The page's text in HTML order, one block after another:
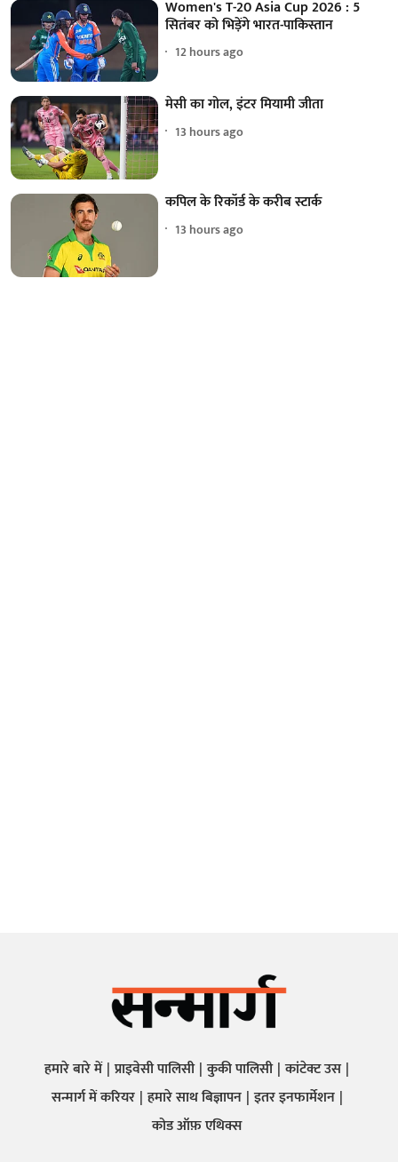
Women's T-20 Asia Cup 2026 : 5
सितंबर को भिड़ेंगे भारत-पाकिस्तान
12 hours ago
मेसी का गोल, इंटर मियामी जीता
13 hours ago
कपिल के रिकॉर्ड के करीब स्टार्क
13 hours ago
हमारे बारे में प्राइवेसी पालिसी कुकी पालिसी कांटेक्ट उस
सन्मार्ग में करियर हमारे साथ बिज्ञापन इतर इनफार्मेशन
कोड ऑफ़ एथिक्स